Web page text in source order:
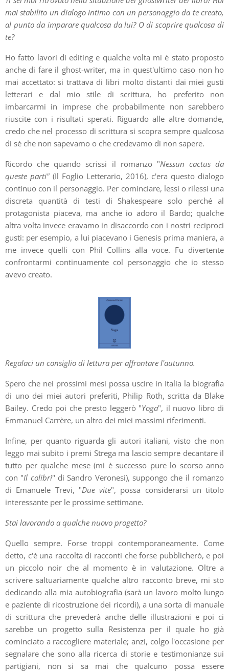
mai stabilito un dialogo intimo con un personaggio da te creato,
al punto da imparare qualcosa da lui? O di scoprire qualcosa di
te?
Ho fatto lavori di editing e qualche volta mi è stato proposto
anche di fare il ghost-writer, ma in quest'ultimo caso non ho
mai accettato: si trattava di libri molto distanti dai miei gusti
letterari e dal mio stile di scrittura, ho preferito non
imbarcarmi in imprese che probabilmente non sarebbero
riuscite con i risultati sperati. Riguardo alle altre domande,
credo che nel processo di scrittura si scopra sempre qualcosa
di sé che non sapevamo o che credevamo di non sapere.
Ricordo che quando scrissi il romanzo "Nessun cactus da
queste parti" (Il Foglio Letterario, 2016), c'era questo dialogo
continuo con il personaggio. Per cominciare, lessi o rilessi una
discreta quantità di testi di Shakespeare solo perché al
protagonista piaceva, ma anche io adoro il Bardo; qualche
altra volta invece eravamo in disaccordo con i nostri reciproci
gusti: per esempio, a lui piacevano i Genesis prima maniera, a
me invece quelli con Phil Collins alla voce. Fu divertente
confrontarmi continuamente col personaggio che io stesso
avevo creato.
Regalaci un consiglio di lettura per affrontare l'autunno.
Spero che nei prossimi mesi possa uscire in Italia la biografia
di uno dei miei autori preferiti, Philip Roth, scritta da Blake
Bailey. Credo poi che presto leggerò "Yoga", il nuovo libro di
Emmanuel Carrère, un altro dei miei massimi riferimenti.
Infine, per quanto riguarda gli autori italiani, visto che non
leggo mai subito i premi Strega ma lascio sempre decantare il
tutto per qualche mese (mi è successo pure lo scorso anno
con "Il colibrì" di Sandro Veronesi), suppongo che il romanzo
di Emanuele Trevi, "Due vite", possa considerarsi un titolo
interessante per le prossime settimane.
Stai lavorando a qualche nuovo progetto?
Quello sempre. Forse troppi contemporaneamente. Come
detto, c'è una raccolta di racconti che forse pubblicherò, e poi
un piccolo noir che al momento è in valutazione. Oltre a
scrivere saltuariamente qualche altro racconto breve, mi sto
dedicando alla mia autobiografia (sarà un lavoro molto lungo
e paziente di ricostruzione dei ricordi), a una sorta di manuale
di scrittura che prevederà anche delle illustrazioni e poi ci
sarebbe un progetto sulla Resistenza per il quale ho già
cominciato a raccogliere materiale; anzi, colgo l'occasione per
segnalare che sono alla ricerca di storie e testimonianze sui
partigiani, non si sa mai che qualcuno possa essere